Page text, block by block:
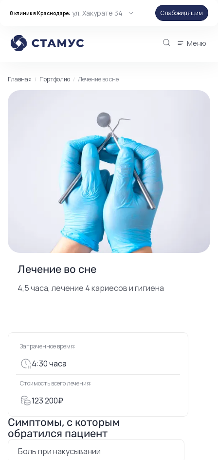
8 клиник в Краснодаре: ул. Хакурате 34 Слабовидящим
Меню
Главная Портфолио Лечение во сне
Лечение во сне
4,5 часа, лечение 4 кариесов и гигиена
Затраченное время:
4:30 часа
Стоимость всего лечения:
123 200₽
Симптомы, с которым
обратился пациент
Боль при накусывании